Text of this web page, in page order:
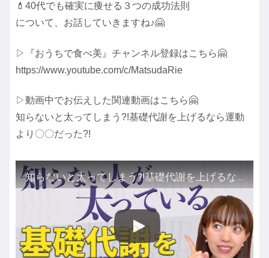
💄40代でも確実に痩せる３つの成功法則
について、お話していきますね♪🤗
▷『おうちで食べ美』チャンネル登録はこちら🤗
https://www.youtube.com/c/MatsudaRie
▷動画中でお伝えした関連動画はこちら🤗
知らないと太ってしまう?!基礎代謝を上げるなら運動
より〇〇だった?!
知らないと太ってしまう?!基礎代謝を上げるなら運動より〇〇だった?!